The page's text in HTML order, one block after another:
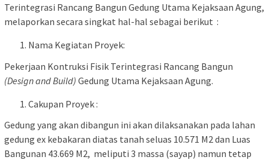
Terintegrasi Rancang Bangun Gedung Utama Kejaksaan Agung,
melaporkan secara singkat hal-hal sebagai berikut :
Nama Kegiatan Proyek:
Pekerjaan Kontruksi Fisik Terintegrasi Rancang Bangun
(Design and Build) Gedung Utama Kejaksaan Agung.
Cakupan Proyek :
Gedung yang akan dibangun ini akan dilaksanakan pada lahan
gedung ex kebakaran diatas tanah seluas 10.571 M2 dan Luas
Bangunan 43.669 M2, meliputi 3 massa (sayap) namun tetap